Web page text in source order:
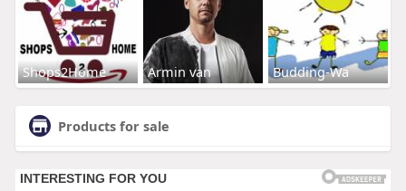
Shops2Home Armin van Budding-Wa
Products for sale